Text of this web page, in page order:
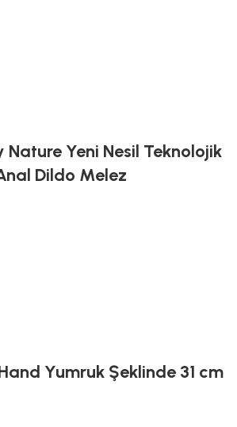
Yeni Nesil Teknolojik
Dildo Melez
Yumruk Şeklinde 31 cm